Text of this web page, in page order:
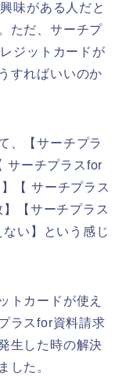
味がある人だと
ただ、サーチプ
ジットカードが
すればいいのか
、【サーチプラ
サーチプラスfor
【 サーチプラス
【サーチプラス
い】という感じ
トカードが使え
ラスfor資料請求
生した時の解決
した。